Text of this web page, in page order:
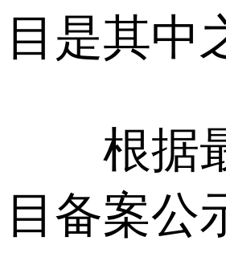
目是其中
根据
目备案公